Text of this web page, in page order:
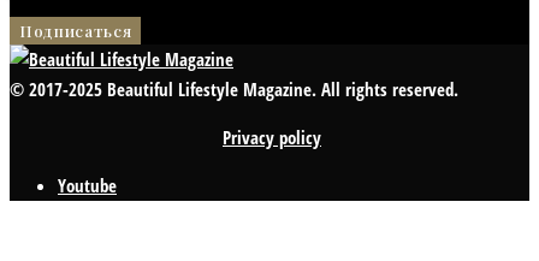
© 2017-2025 Beautiful Lifestyle Magazine. All rights reserved.
Privacy policy
Youtube